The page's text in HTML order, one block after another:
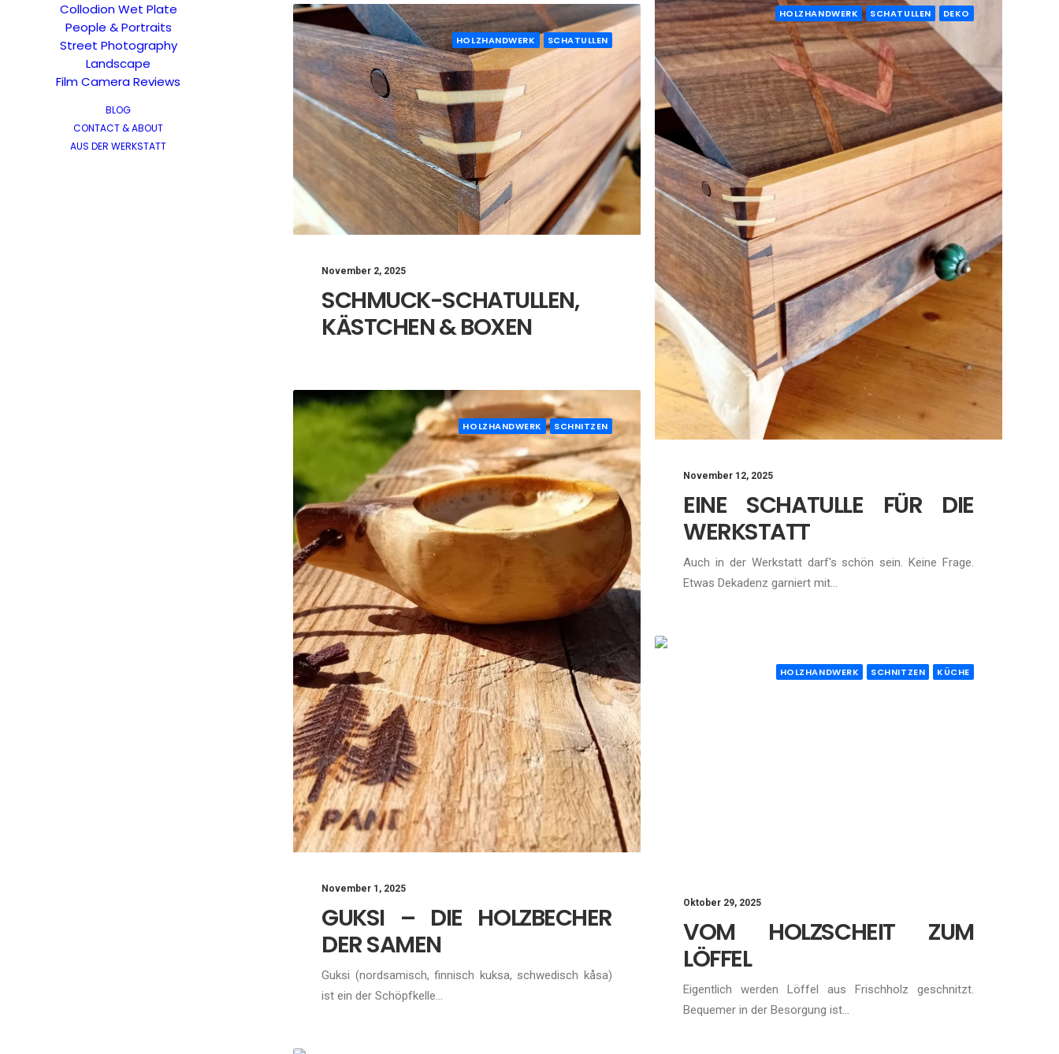
Collodion Wet Plate
People & Portraits
Street Photography
Landscape
Film Camera Reviews
BLOG
CONTACT & ABOUT
AUS DER WERKSTATT
HOLZHANDWERK SCHATULLEN DEKO
November 12, 2025
EINE SCHATULLE FÜR DIE
WERKSTATT
Auch in der Werkstatt darf's schön sein. Keine Frage.
Etwas Dekadenz garniert mit…
HOLZHANDWERK SCHATULLEN
November 2, 2025
SCHMUCK-SCHATULLEN,
KÄSTCHEN & BOXEN
HOLZHANDWERK SCHNITZEN
November 1, 2025
GUKSI – DIE HOLZBECHER
DER SAMEN
Guksi (nordsamisch, finnisch kuksa, schwedisch kåsa)
ist ein der Schöpfkelle…
HOLZHANDWERK SCHNITZEN KÜCHE
Oktober 29, 2025
VOM HOLZSCHEIT ZUM
LÖFFEL
Eigentlich werden Löffel aus Frischholz geschnitzt.
Bequemer in der Besorgung ist…